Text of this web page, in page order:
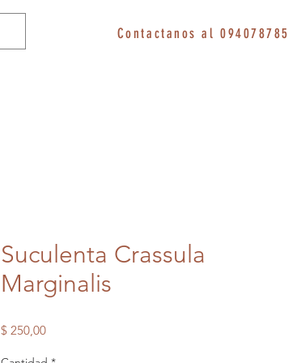
Contactanos al 094078785
Suculenta Crassula
Marginalis
$ 250,00Precio